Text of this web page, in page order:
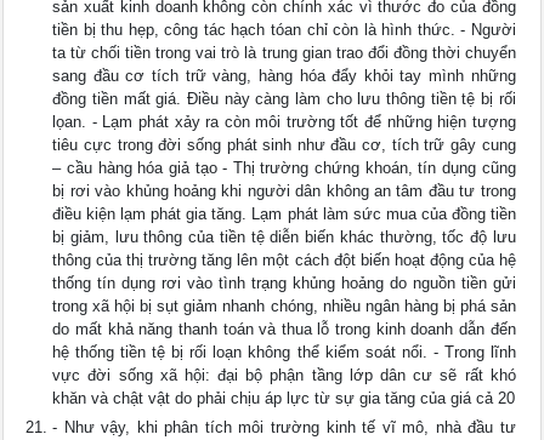
sản xuất kinh doanh không còn chính xác vì thước đo của đồng
tiền bị thu hẹp, công tác hạch tóan chỉ còn là hình thức. - Người
ta từ chối tiền trong vai trò là trung gian trao đổi đồng thời chuyển
sang đầu cơ tích trữ vàng, hàng hóa đẩy khỏi tay mình những
đồng tiền mất giá. Điều này càng làm cho lưu thông tiền tệ bị rối
lọan. - Lạm phát xảy ra còn môi trường tốt để những hiện tượng
tiêu cực trong đời sống phát sinh như đầu cơ, tích trữ gây cung
– cầu hàng hóa giả tạo - Thị trường chứng khoán, tín dụng cũng
bị rơi vào khủng hoảng khi người dân không an tâm đầu tư trong
điều kiện lạm phát gia tăng. Lạm phát làm sức mua của đồng tiền
bị giảm, lưu thông của tiền tệ diễn biến khác thường, tốc độ lưu
thông của thị trường tăng lên một cách đột biến hoạt động của hệ
thống tín dụng rơi vào tình trạng khủng hoảng do nguồn tiền gửi
trong xã hội bị sụt giảm nhanh chóng, nhiều ngân hàng bị phá sản
do mất khả năng thanh toán và thua lỗ trong kinh doanh dẫn đến
hệ thống tiền tệ bị rối loạn không thể kiểm soát nổi. - Trong lĩnh
vực đời sống xã hội: đại bộ phận tầng lớp dân cư sẽ rất khó
khăn và chật vật do phải chịu áp lực từ sự gia tăng của giá cả 20
- Như vậy, khi phân tích môi trường kinh tế vĩ mô, nhà đầu tư